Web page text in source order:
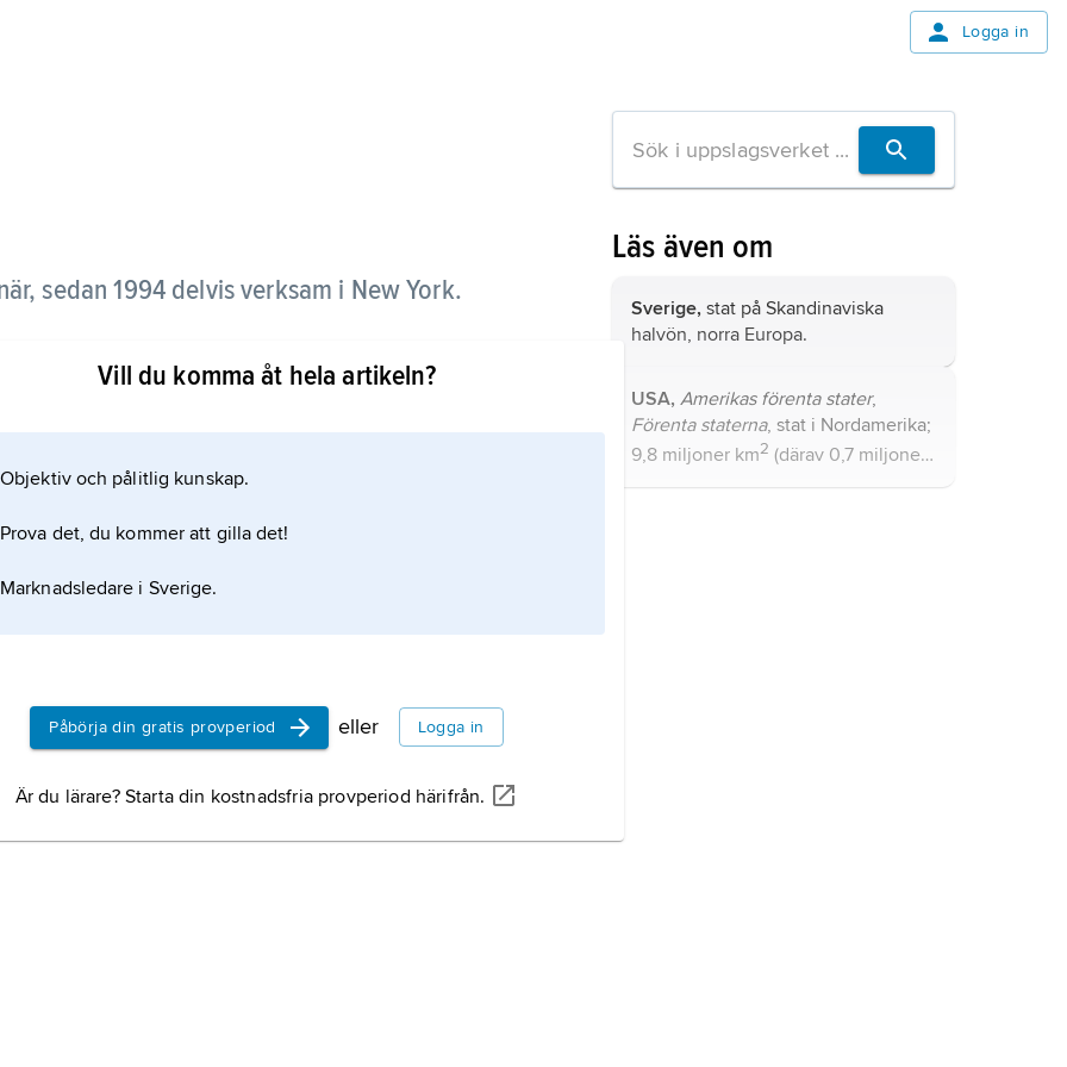
Logga in
sedan 1994 delvis verksam i New York.
och Stockholm 1986–92 har Ann-Sofi Sidén
existentiella frågor, blottlägger både
och vardagens subtila maktrelationer.
Vill du komma åt hela artikeln?
Objektiv och pålitlig kunskap.
Prova det, du kommer att gilla det!
Marknadsledare i Sverige.
Påbörja din gratis provperiod eller Logga in
Är du lärare? Starta din kostnadsfria provperiod härifrån.
Läs även om
Sverige, stat på Skandinaviska
halvön, norra Europa.
USA, Amerikas förenta stater,
Förenta staterna, stat i Nordamerika;
9,8 miljoner km2 (därav 0,7 miljoner
km vatten), 336,6 miljoner invånare